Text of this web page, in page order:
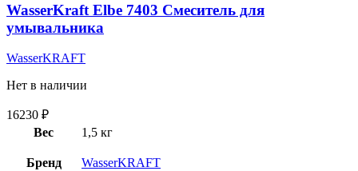
WasserKraft Elbe 7403 Смеситель для
умывальника
WasserKRAFT
Нет в наличии
16230 ₽
Вес
1,5 кг
Бренд WasserKRAFT